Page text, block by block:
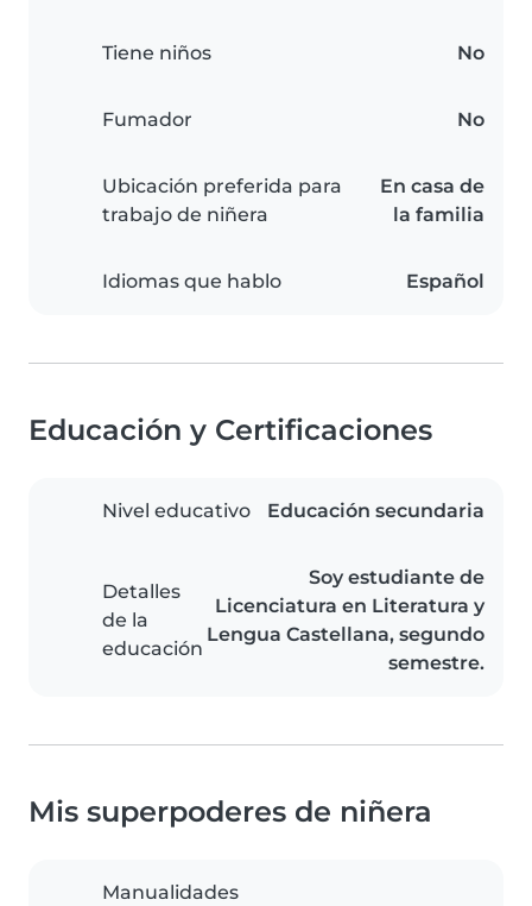
Tiene niños No
Fumador No
Ubicación preferida para
trabajo de niñera
En casa de
la familia
Idiomas que hablo Español
Educación y Certificaciones
Nivel educativo Educación secundaria
Detalles
de la
educación
Soy estudiante de
Licenciatura en Literatura y
Lengua Castellana, segundo
semestre.
Mis superpoderes de niñera
Manualidades